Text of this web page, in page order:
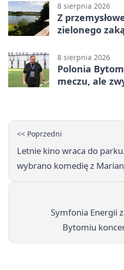
8 sierpnia 2026
Z
zielonego
8 sierpnia 2026
Polonia
meczu, ale
<< Poprzedni
Letnie kino wraca do
wybrano komedię z
Symfonia Energii
Bytomiu